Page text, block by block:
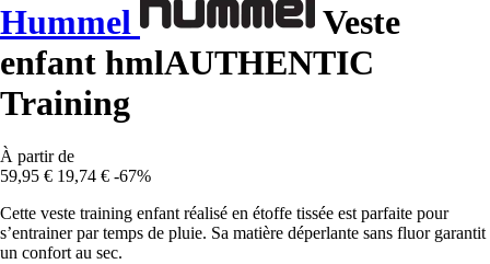
Hummel
Veste
enfant hmlAUTHENTIC
Training
À partir de
59,95 € 19,74 € -67%
Cette veste training enfant réalisé en étoffe tissée est parfaite pour
s’entrainer par temps de pluie. Sa matière déperlante sans fluor garantit
un confort au sec.